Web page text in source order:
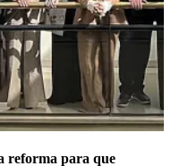
reforma para que